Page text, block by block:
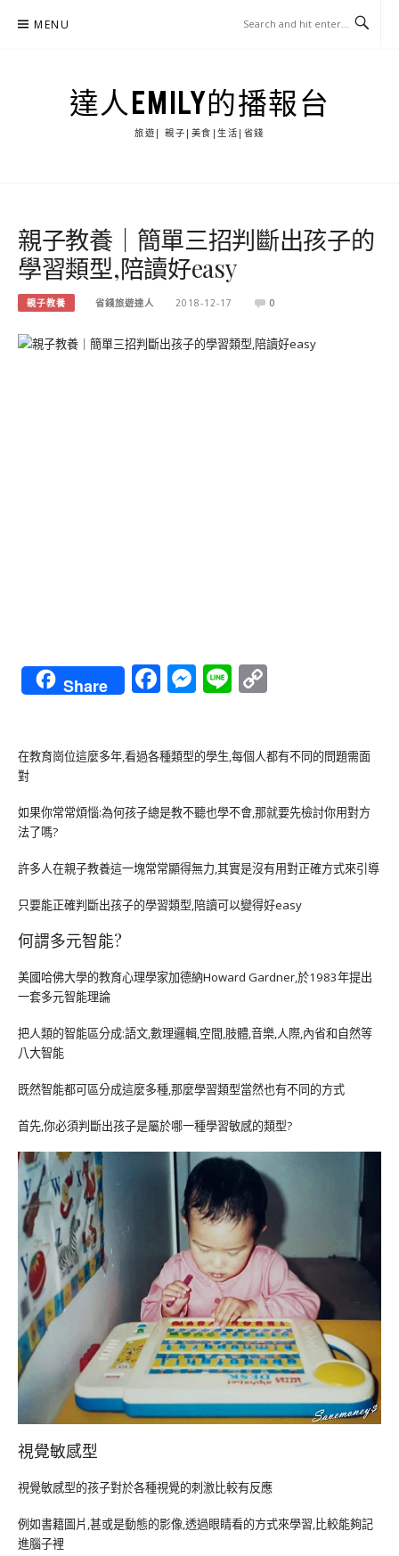
MENU
達人EMILY的播報台
旅遊| 親子|美食|生活|省錢
親子教養｜簡單三招判斷出孩子的
學習類型,陪讀好easy
親子教養 省錢旅遊達人 2018-12-17 0
Share Facebook
Messenger
Line
在教育崗位這麼多年,看過各種類型的學生,每個人都有不同的問題需面
對
如果你常常煩惱:為何孩子總是教不聽也學不會,那就要先檢討你用對方
法了嗎?
許多人在親子教養這一塊常常顯得無力,其實是沒有用對正確方式來引導
只要能正確判斷出孩子的學習類型,陪讀可以變得好easy
何謂多元智能?
美國哈佛大學的教育心理學家加德納Howard Gardner,於1983年提出
一套多元智能理論
把人類的智能區分成:語文,數理邏輯,空間,肢體,音樂,人際,內省和自然等
八大智能
既然智能都可區分成這麼多種,那麼學習類型當然也有不同的方式
首先,你必須判斷出孩子是屬於哪一種學習敏感的類型?
視覺敏感型
視覺敏感型的孩子對於各種視覺的刺激比較有反應
例如書籍圖片,甚或是動態的影像,透過眼睛看的方式來學習,比較能夠記
進腦子裡